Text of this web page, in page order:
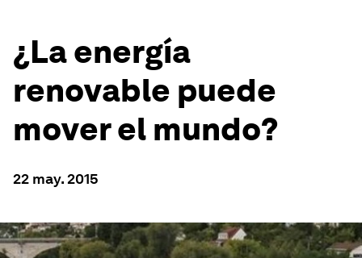
¿La energía
renovable puede
mover el mundo?
22 may. 2015